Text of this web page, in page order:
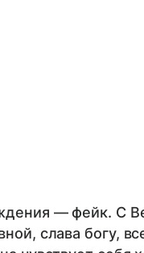
— фейк. С
слава богу,